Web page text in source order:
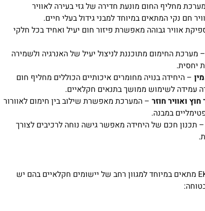
מחליף החום מונעת חדירה של גזי בעירה לאוויר
חם נקי המתאים במיוחד למבני גידול בעלי חיים.
אוויר גבוהה מאפשרת פיזור חום יעיל ואחיד בכל חלקי
– מערכת החימום מתוכננת לניצול יעיל של האנרגיה ולשמירה
יחסית.
– היחידה בנויה מחומרים איכותיים הכוללים מחליף חום
עמידה לשימוש ממושך בתנאים חקלאיים.
ואוויר חוזר – המערכת מאפשרת שילוב בין חימום לאוורור
במבנה.
– תכנון חכם של היחידה מאפשר גישה נוחה לרכיבים לצורך
תנור האוויר החם EKOCIKKI 80 מתאים במיוחד למגוון רחב של יישומים חקלאיים בהם יש